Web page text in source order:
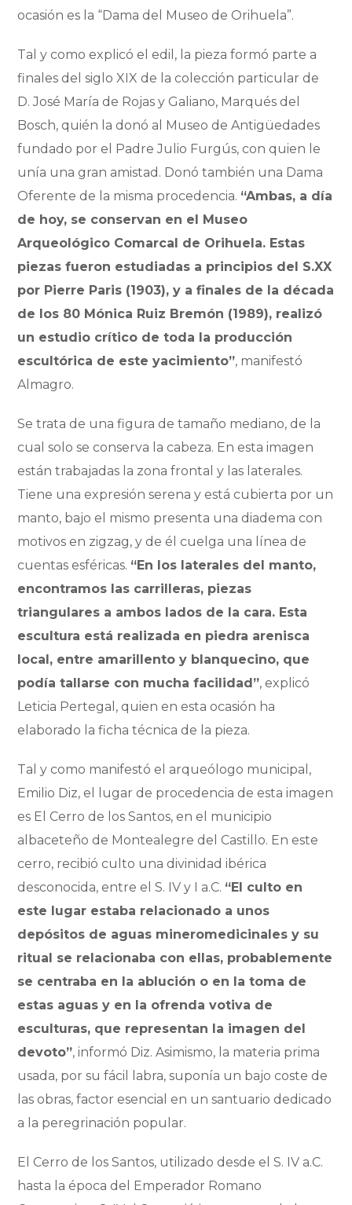
ocasión es la “Dama del Museo de Orihuela”.
Tal y como explicó el edil, la pieza formó parte a
finales del siglo XIX de la colección particular de
D. José María de Rojas y Galiano, Marqués del
Bosch, quién la donó al Museo de Antigüedades
fundado por el Padre Julio Furgús, con quien le
unía una gran amistad. Donó también una Dama
Oferente de la misma procedencia. “Ambas, a día
de hoy, se conservan en el Museo
Arqueológico Comarcal de Orihuela. Estas
piezas fueron estudiadas a principios del S.XX
por Pierre Paris (1903), y a finales de la década
de los 80 Mónica Ruiz Bremón (1989), realizó
un estudio crítico de toda la producción
escultórica de este yacimiento”, manifestó
Almagro.
Se trata de una figura de tamaño mediano, de la
cual solo se conserva la cabeza. En esta imagen
están trabajadas la zona frontal y las laterales.
Tiene una expresión serena y está cubierta por un
manto, bajo el mismo presenta una diadema con
motivos en zigzag, y de él cuelga una línea de
cuentas esféricas. “En los laterales del manto,
encontramos las carrilleras, piezas
triangulares a ambos lados de la cara. Esta
escultura está realizada en piedra arenisca
local, entre amarillento y blanquecino, que
podía tallarse con mucha facilidad”, explicó
Leticia Pertegal, quien en esta ocasión ha
elaborado la ficha técnica de la pieza.
Tal y como manifestó el arqueólogo municipal,
Emilio Diz, el lugar de procedencia de esta imagen
es El Cerro de los Santos, en el municipio
albaceteño de Montealegre del Castillo. En este
cerro, recibió culto una divinidad ibérica
desconocida, entre el S. IV y I a.C. “El culto en
este lugar estaba relacionado a unos
depósitos de aguas mineromedicinales y su
ritual se relacionaba con ellas, probablemente
se centraba en la ablución o en la toma de
estas aguas y en la ofrenda votiva de
esculturas, que representan la imagen del
devoto”, informó Diz. Asimismo, la materia prima
usada, por su fácil labra, suponía un bajo coste de
las obras, factor esencial en un santuario dedicado
a la peregrinación popular.
El Cerro de los Santos, utilizado desde el S. IV a.C.
hasta la época del Emperador Romano